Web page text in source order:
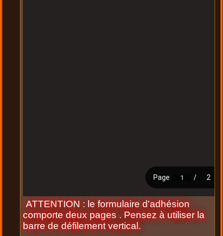
ATTENTION : le formulaire d'adhésion
comporte deux pages . Pensez à utiliser la
barre de défilement vertical.